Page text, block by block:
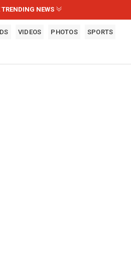
TRENDING NEWS
VIDEOS PHOTOS SPORTS